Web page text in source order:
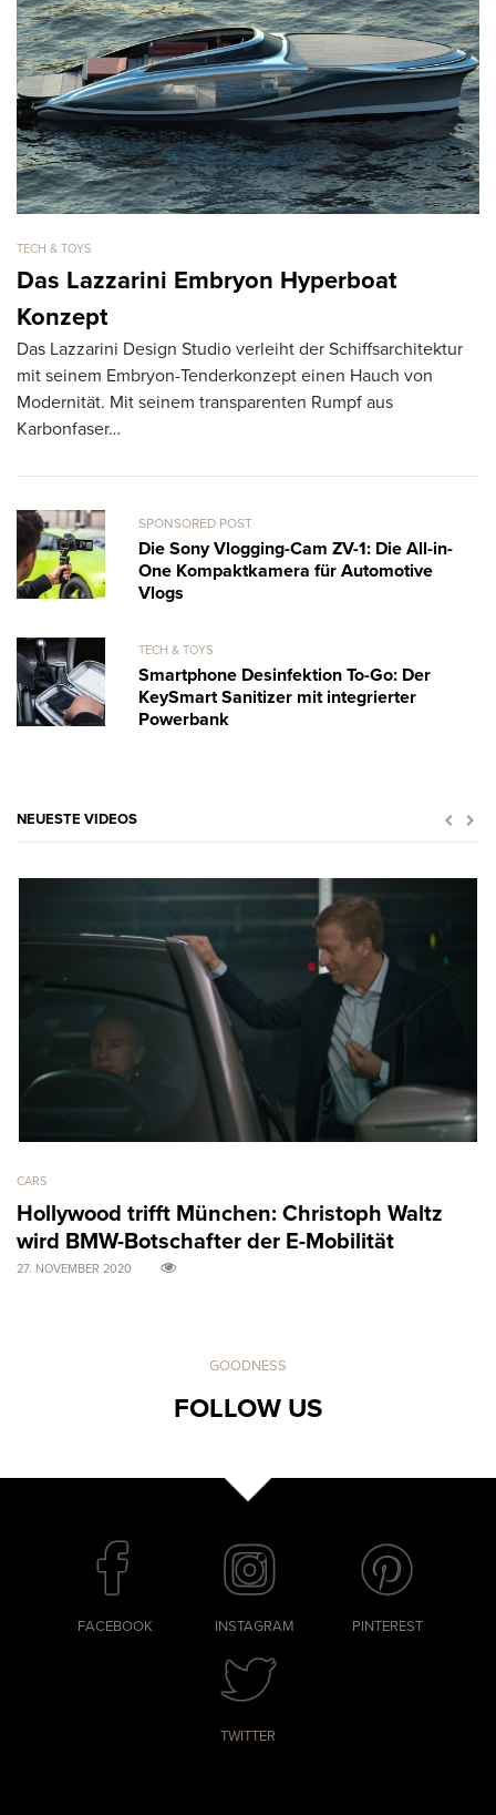
TECH & TOYS
Das Lazzarini Embryon Hyperboat
Konzept
Das Lazzarini Design Studio verleiht der Schiffsarchitektur
mit seinem Embryon-Tenderkonzept einen Hauch von
Modernität. Mit seinem transparenten Rumpf aus
Karbonfaser…
SPONSORED POST
Die Sony Vlogging-Cam ZV-1: Die All-in-
One Kompaktkamera für Automotive
Vlogs
TECH & TOYS
Smartphone Desinfektion To-Go: Der
KeySmart Sanitizer mit integrierter
Powerbank
NEUESTE VIDEOS
CARS
Hollywood trifft München: Christoph Waltz
wird BMW-Botschafter der E-Mobilität
27. NOVEMBER 2020
GOODNESS
FOLLOW US
FACEBOOK INSTAGRAM PINTEREST
TWITTER